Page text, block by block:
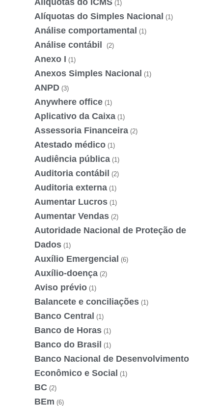
(1)
Alíquotas do Simples Nacional (1)
Análise comportamental (1)
Análise contábil (2)
Anexo I (1)
Anexos Simples Nacional (1)
ANPD (3)
Anywhere office (1)
Aplicativo da Caixa (1)
Assessoria Financeira (2)
Atestado médico (1)
Audiência pública (1)
Auditoria contábil (2)
Auditoria externa (1)
Aumentar Lucros (1)
Aumentar Vendas (2)
Autoridade Nacional de Proteção de
Dados (1)
Auxílio Emergencial (6)
Auxílio-doença (2)
Aviso prévio (1)
Balancete e conciliações (1)
Banco Central (1)
Banco de Horas (1)
Banco do Brasil (1)
Banco Nacional de Desenvolvimento
Econômico e Social (1)
BC (2)
BEm (6)